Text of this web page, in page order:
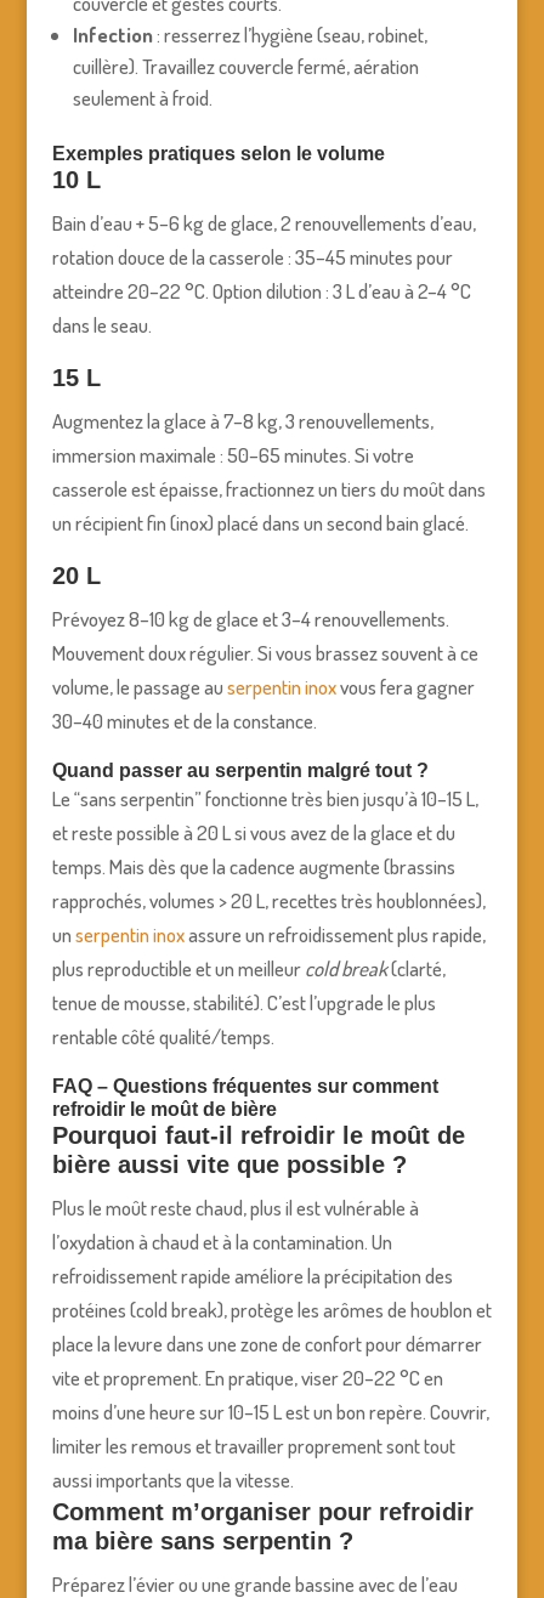
Infection: resserrez l’hygiène (seau, robinet,
cuillère). Travaillez couvercle fermé, aération
seulement à froid.
Exemples pratiques selon le volume
10 L
Bain d’eau + 5–6 kg de glace, 2 renouvellements d’eau,
rotation douce de la casserole : 35–45 minutes pour
atteindre 20–22 °C. Option dilution : 3 L d’eau à 2–4 °C
dans le seau.
15 L
Augmentez la glace à 7–8 kg, 3 renouvellements,
immersion maximale : 50–65 minutes. Si votre
casserole est épaisse, fractionnez un tiers du moût dans
un récipient fin (inox) placé dans un second bain glacé.
20 L
Prévoyez 8–10 kg de glace et 3–4 renouvellements.
Mouvement doux régulier. Si vous brassez souvent à ce
volume, le passage auserpentin inoxvous fera gagner
30–40 minutes et de la constance.
Quand passer au serpentin malgré tout ?
Le “sans serpentin” fonctionne très bien jusqu’à 10–15 L,
et reste possible à 20 L si vous avez de la glace et du
temps. Mais dès que la cadence augmente (brassins
rapprochés, volumes > 20 L, recettes très houblonnées),
unserpentin inoxassure un refroidissement plus rapide,
plus reproductible et un meilleurcold break(clarté,
tenue de mousse, stabilité). C’est l’upgrade le plus
rentable côté qualité/temps.
FAQ – Questions fréquentes sur comment
refroidir le moût de bière
Pourquoi faut-il refroidir le moût de
bière aussi vite que possible ?
Plus le moût reste chaud, plus il est vulnérable à
l’oxydation à chaud et à la contamination. Un
refroidissement rapide améliore la précipitation des
protéines (cold break), protège les arômes de houblon et
place la levure dans une zone de confort pour démarrer
vite et proprement. En pratique, viser 20–22 °C en
moins d’une heure sur 10–15 L est un bon repère. Couvrir,
limiter les remous et travailler proprement sont tout
aussi importants que la vitesse.
Comment m’organiser pour refroidir
ma bière sans serpentin ?
Préparez l’évier ou une grande bassine avec de l’eau